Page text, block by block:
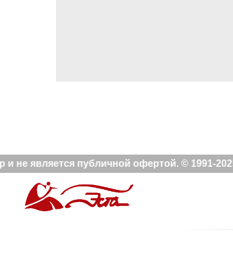
не является публичной офертой. © 1991-